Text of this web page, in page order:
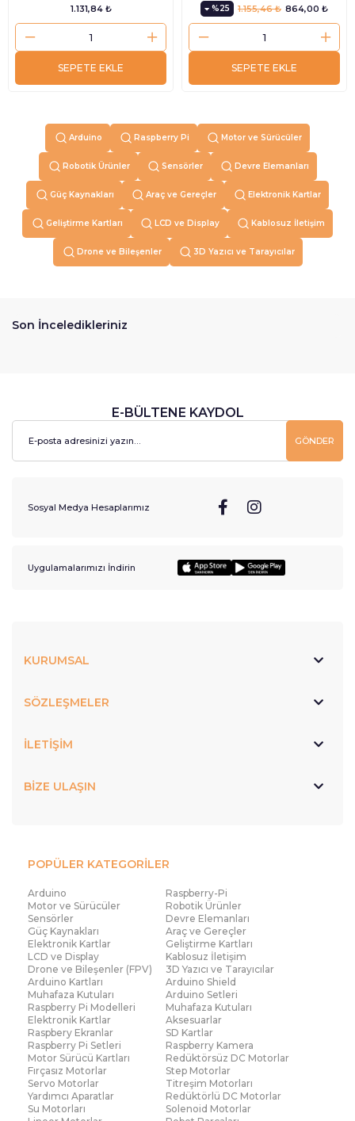
1.131,84 ₺
SEPETE EKLE
%25 864,00 ₺
1.155,46 ₺
SEPETE EKLE
Arduino Raspberry Pi Motor ve Sürücüler
Robotik Ürünler Sensörler Devre Elemanları
Güç Kaynakları Araç ve Gereçler Elektronik Kartlar
Geliştirme Kartları LCD ve Display Kablosuz İletişim
Drone ve Bileşenler 3D Yazıcı ve Tarayıcılar
Son İnceledikleriniz
E-BÜLTENE KAYDOL
GÖNDER
Sosyal Medya Hesaplarımız
Uygulamalarımızı İndirin
KURUMSAL
SÖZLEŞMELER
İLETİŞİM
BİZE ULAŞIN
POPÜLER KATEGORİLER
Arduino
Raspberry-Pi
Motor ve Sürücüler
Robotik Ürünler
Sensörler
Devre Elemanları
Güç Kaynakları
Araç ve Gereçler
Elektronik Kartlar
Geliştirme Kartları
LCD ve Display
Kablosuz İletişim
Drone ve Bileşenler (FPV)
3D Yazıcı ve Tarayıcılar
Arduino Kartları
Arduino Shield
Muhafaza Kutuları
Arduino Setleri
Raspberry Pi Modelleri
Muhafaza Kutuları
Elektronik Kartlar
Aksesuarlar
Raspbery Ekranlar
SD Kartlar
Raspberry Pi Setleri
Raspberry Kamera
Motor Sürücü Kartları
Redüktörsüz DC Motorlar
Fırçasız Motorlar
Step Motorlar
Servo Motorlar
Titreşim Motorları
Yardımcı Aparatlar
Redüktörlü DC Motorlar
Su Motorları
Solenoid Motorlar